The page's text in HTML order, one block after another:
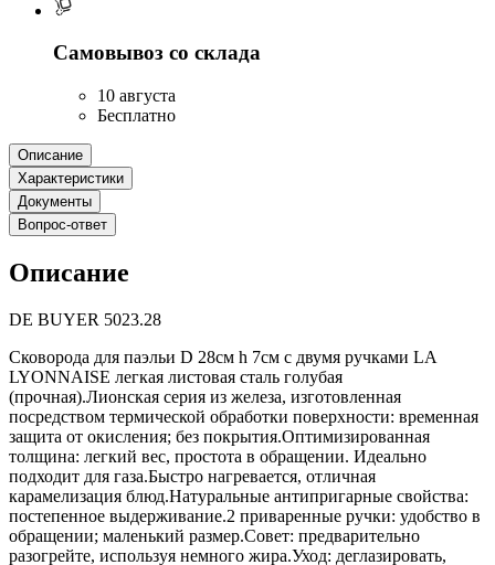
Самовывоз со склада
10 августа
Бесплатно
Описание
Характеристики
Документы
Вопрос-ответ
Описание
DE BUYER 5023.28
Сковорода для паэльи D 28см h 7см с двумя ручками LA
LYONNAISE легкая листовая сталь голубая
(прочная).Лионская серия из железа, изготовленная
посредством термической обработки поверхности: временная
защита от окисления; без покрытия.Оптимизированная
толщина: легкий вес, простота в обращении. Идеально
подходит для газа.Быстро нагревается, отличная
карамелизация блюд.Натуральные антипригарные свойства:
постепенное выдерживание.2 приваренные ручки: удобство в
обращении; маленький размер.Совет: предварительно
разогрейте, используя немного жира.Уход: деглазировать,